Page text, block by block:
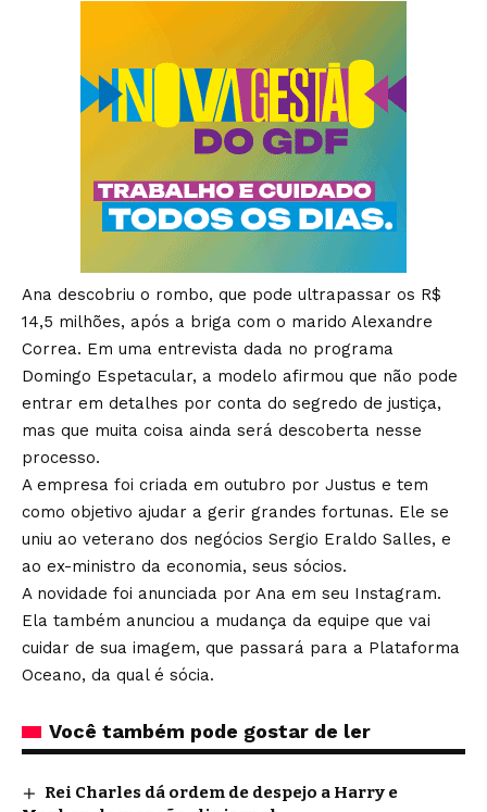
Ana descobriu o rombo, que pode ultrapassar os R$
14,5 milhões, após a briga com o marido Alexandre
Correa. Em uma entrevista dada no programa
Domingo Espetacular, a modelo afirmou que não pode
entrar em detalhes por conta do segredo de justiça,
mas que muita coisa ainda será descoberta nesse
processo.
A empresa foi criada em outubro por Justus e tem
como objetivo ajudar a gerir grandes fortunas. Ele se
uniu ao veterano dos negócios Sergio Eraldo Salles, e
ao ex-ministro da economia, seus sócios.
A novidade foi anunciada por Ana em seu Instagram.
Ela também anunciou a mudança da equipe que vai
cuidar de sua imagem, que passará para a Plataforma
Oceano, da qual é sócia.
Você também pode gostar de ler
Rei Charles dá ordem de despejo a Harry e